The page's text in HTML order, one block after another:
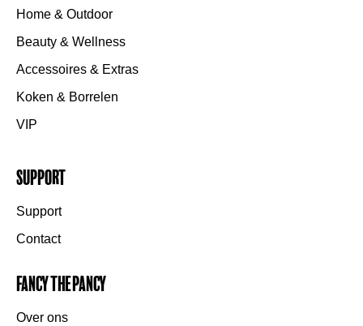
Home & Outdoor
Beauty & Wellness
Accessoires & Extras
Koken & Borrelen
VIP
Support
Support
Contact
Fancy the Pancy
Over ons